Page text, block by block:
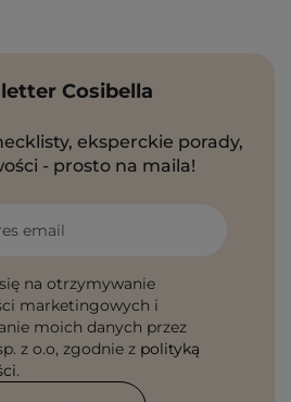
Cosibella
eksperckie porady,
- prosto na maila!
email
na otrzymywanie
marketingowych i
moich danych przez
z o.o, zgodnie z polityką
.